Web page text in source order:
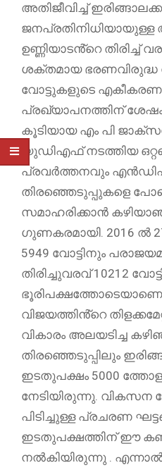
അതിജീവിച്ച്
ഉണ്ണിയാടൻ്റെ തിരിച്ച്
ശക്തമായ
വോട്ടുകളുടെ
പ്രഖ്യാപനത്തിന്
കൂടിയായ എം പി
യുഡിഎഫ് നടത്തിയ
പ്രവർത്തനവും എൻഡിഎ
തിരഞ്ഞെടുപ്പുകളെ
സമാഹരിക്കാൻ
ഗുണകരമായി. 2016 ൽ
5949 വോട്ടിനും
തിരിച്ചുവരവ് 10212
വിജയത്തിൻ്റെ
വികാരം അലയടിച്ച
തിരഞ്ഞെടുപ്പിലും
ഇടതുപക്ഷം 5000
നേടിയിരുന്നു. വികസന
പിടിച്ചുള്ള പ്രചരണ
ഇടതുപക്ഷത്തിന് ഈ
നൽകിയിരുന്നു .